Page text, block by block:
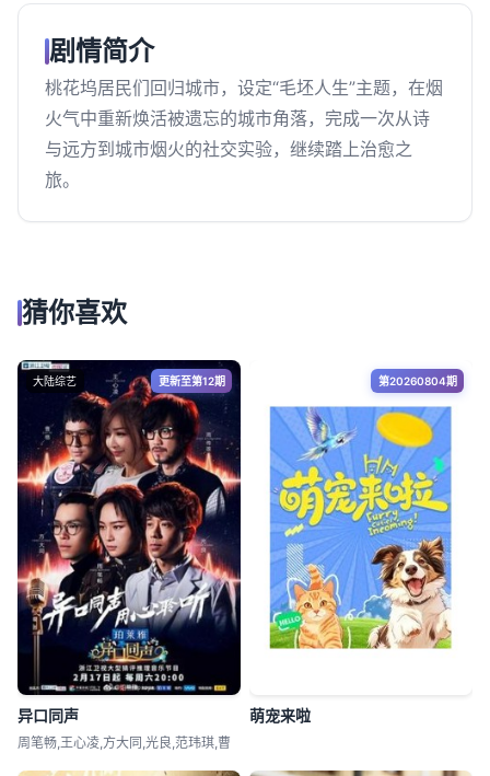
剧情简介
桃花坞居民们回归城市，设定“毛坯人生”主题，在烟
火气中重新焕活被遗忘的城市角落，完成一次从诗
与远方到城市烟火的社交实验，继续踏上治愈之
旅。
猜你喜欢
大陆综艺 更新至第12期
异口同声
周笔畅,王心凌,方大同,光良,范玮琪,曹
第20260804期
萌宠来啦